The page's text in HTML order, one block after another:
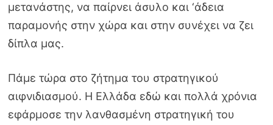
μετανάστης, να παίρνει άσυλο και ‘άδεια
παραμονής στην χώρα και στην συνέχει να ζει
δίπλα μας.
Πάμε τώρα στο ζήτημα του στρατηγικού
αιφνιδιασμού. Η Ελλάδα εδώ και πολλά χρόνια
εφάρμοσε την λανθασμένη στρατηγική του